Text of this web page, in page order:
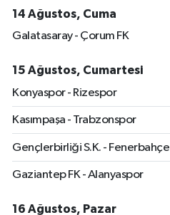
14 Ağustos, Cuma
Galatasaray - Çorum FK
15 Ağustos, Cumartesi
Konyaspor - Rizespor
Kasımpaşa - Trabzonspor
Gençlerbirliği S.K. - Fenerbahçe
Gaziantep FK - Alanyaspor
16 Ağustos, Pazar